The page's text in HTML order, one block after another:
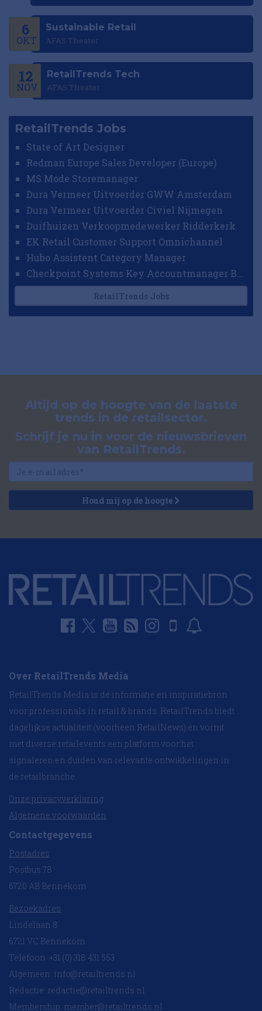
6
OKT
Sustainable Retail
AFAS Theater
12
NOV
RetailTrends Tech
AFAS Theater
RetailTrends Jobs
State of Art Designer
Redman Europe Sales Developer (Europe)
MS Mode Storemanager
Dura Vermeer Uitvoerder GWW Amsterdam
Dura Vermeer Uitvoerder Civiel Nijmegen
Duifhuizen Verkoopmedewerker Ridderkerk
EK Retail Customer Support Omnichannel
Hubo Assistent Category Manager
RetailTrends Jobs
Altijd op de hoogte van de laatste
trends in de retailsector.
Schrijf je nu in voor de nieuwsbrieven
van RetailTrends.
Houd mij op de hoogte
Over RetailTrends Media
RetailTrends Media is dé informatie en inspiratiebron
voor professionals in retail & brands. RetailTrends biedt
dagelijkse actualiteit (voorheen RetailNews) en vormt
met diverse retailevents een platform voor het
signaleren en duiden van relevante ontwikkelingen in
de retailbranche.
Onze privacyverklaring
Algemene voorwaarden
Contactgegevens
Postadres
Postbus 78
6720 AB Bennekom
Bezoekadres
Lindelaan 8
6721 VC Bennekom
Telefoon: +31 (0) 318 431 553
Algemeen: info@retailtrends.nl
Redactie: redactie@retailtrends.nl
Membership: member@retailtrends.nl